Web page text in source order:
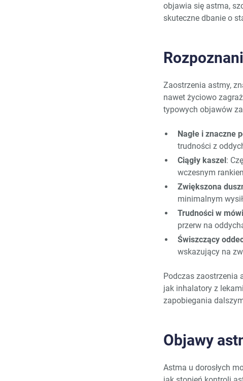
objawia się astma,
skuteczne dbanie o
Zaostrzenia astmy,
nawet życiowo
typowych objawów
Nagłe i znaczne
trudności z
Ciągły kaszel:
wczesnym
Zwiększona
minimalnym
Trudności w
przerw na
Świszczący
wskazujący na
Podczas zaostrzenia
jak inhalatory z
zapobiegania
Objawy
Astma u dorosłych